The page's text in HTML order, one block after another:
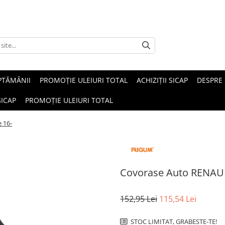
PROMOȚIE ULEIURI TOTAL ACHIZIȚII SICAP
PROMOȚIE ULEIURI TOTAL
16-
Covorase Auto
152,95 Lei 115,54 Lei
STOC LIMITAT, GRABESTE-TE!